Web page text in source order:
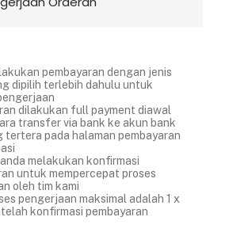
pembayaran dengan jenis
dipilih terlebih dahulu untuk
dilakukan full payment diawal
transfer via bank ke akun bank
tertera pada halaman pembayaran
melakukan konfirmasi
untuk mempercepat proses
oleh tim kami
pengerjaan maksimal adalah 1 x
konfirmasi pembayaran